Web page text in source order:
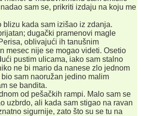
sam se, prikriti izdaju na koju me
kada sam izišao iz zdanja.
dugački pramenovi magle
oblivajući ih tanušnim
mesec nije se mogao videti. Osetio
pustim ulicama, iako sam stalno
ne bi mario da nanese zlo jednom
sam naoružan jedino malim
se bandita.
od pešačkih rampi. Malo sam se
uzbrdo, ali kada sam stigao na ravan
sigurnije, zato što su se tu na